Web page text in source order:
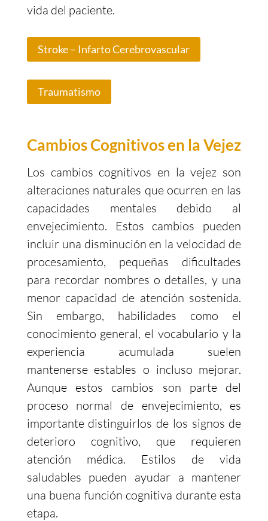
vida del paciente.
Stroke – Infarto Cerebrovascular
Traumatismo
Cambios Cognitivos en la Vejez
Los cambios cognitivos en la vejez son
alteraciones naturales que ocurren en las
capacidades mentales debido al
envejecimiento. Estos cambios pueden
incluir una disminución en la velocidad de
procesamiento, pequeñas dificultades
para recordar nombres o detalles, y una
menor capacidad de atención sostenida.
Sin embargo, habilidades como el
conocimiento general, el vocabulario y la
experiencia acumulada suelen
mantenerse estables o incluso mejorar.
Aunque estos cambios son parte del
proceso normal de envejecimiento, es
importante distinguirlos de los signos de
deterioro cognitivo, que requieren
atención médica. Estilos de vida
saludables pueden ayudar a mantener
una buena función cognitiva durante esta
etapa.